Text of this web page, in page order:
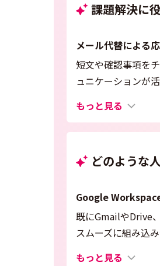
課題解決に
メール代替による
短文や確認事項を
ュニケーションが活
もっと見る
どのような
Google
既にGmailやDrive
スムーズに組み込み
もっと見る